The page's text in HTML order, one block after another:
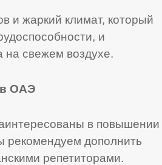
и жаркий климат, который
и
на свежем воздухе.
в ОАЭ
в повышении
рекомендуем дополнить
репетиторами.